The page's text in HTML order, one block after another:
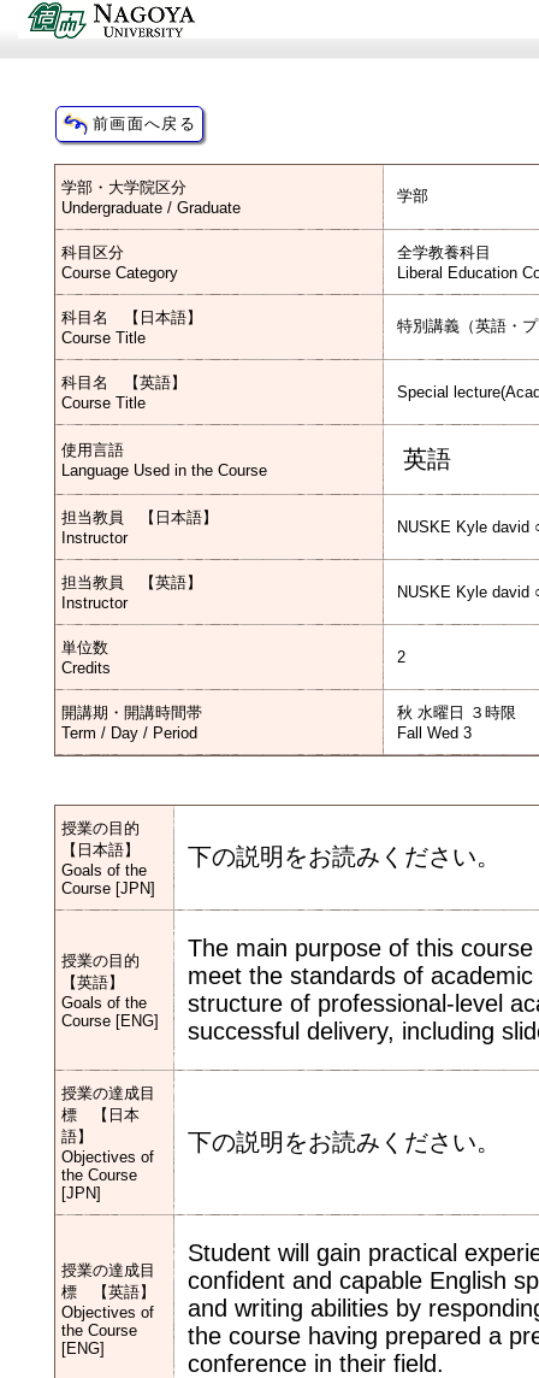
学部・大学院区分
Undergraduate / Graduate
学部
科目区分
Course Category
全学教養科目
Liberal Education
科目名 【日本語】
Course Title
特別講義（英語・
科目名 【英語】
Course Title
Special
使用言語
Language Used in the Course
英語
担当教員 【日本語】
Instructor
NUSKE Kyle david
担当教員 【英語】
Instructor
NUSKE Kyle david
単位数
Credits
2
開講期・開講時間帯
Term / Day / Period
秋 水曜日 ３時限
Fall Wed 3
授業の目的
【日本語】
Goals of the
Course [JPN]
下の説明をお読みください。
授業の目的
【英語】
Goals of the
Course [ENG]
The main purpose of this
meet the standards of
structure of professional-level
successful delivery, including
授業の達成目
標 【日本
語】
Objectives of
the Course
[JPN]
下の説明をお読みください。
授業の達成目
標 【英語】
Objectives of
the Course
[ENG]
Student will gain practical
confident and capable English
and writing abilities by
the course having prepared a
conference in their field.